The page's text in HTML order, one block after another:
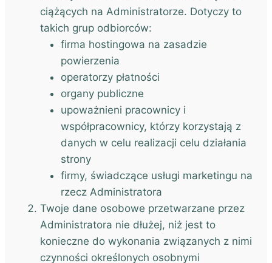
ciążących na Administratorze. Dotyczy to
takich grup odbiorców:
firma hostingowa na zasadzie
powierzenia
operatorzy płatności
organy publiczne
upoważnieni pracownicy i
współpracownicy, którzy korzystają z
danych w celu realizacji celu działania
strony
firmy, świadczące usługi marketingu na
rzecz Administratora
Twoje dane osobowe przetwarzane przez
Administratora nie dłużej, niż jest to
konieczne do wykonania związanych z nimi
czynności określonych osobnymi